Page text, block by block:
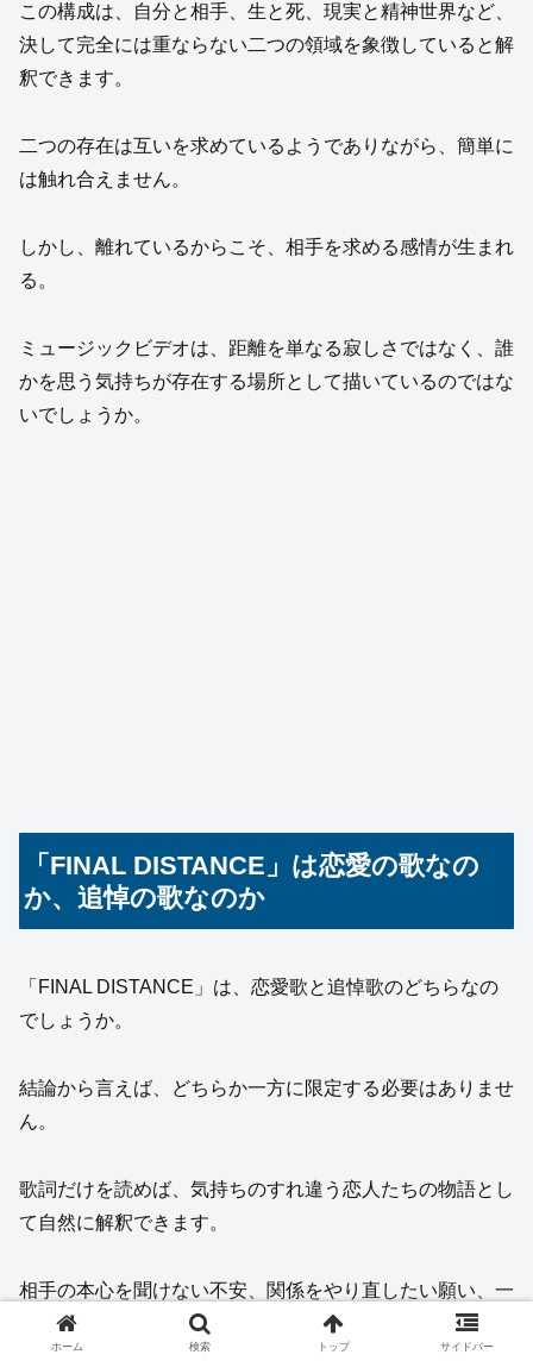
この構成は、自分と相手、生と死、現実と精神世界など、
決して完全には重ならない二つの領域を象徴していると解
釈できます。
二つの存在は互いを求めているようでありながら、簡単に
は触れ合えません。
しかし、離れているからこそ、相手を求める感情が生まれ
る。
ミュージックビデオは、距離を単なる寂しさではなく、誰
かを思う気持ちが存在する場所として描いているのではな
いでしょうか。
「FINAL DISTANCE」は恋愛の歌なの
か、追悼の歌なのか
「FINAL DISTANCE」は、恋愛歌と追悼歌のどちらなの
でしょうか。
結論から言えば、どちらか一方に限定する必要はありませ
ん。
歌詞だけを読めば、気持ちのすれ違う恋人たちの物語とし
て自然に解釈できます。
相手の本心を聞けない不安、関係をやり直したい願い、一
つになれない現実。それらは、多くの人が恋愛の中で経験
する普遍的な感情です。
ホーム 検索 トップ サイドバー